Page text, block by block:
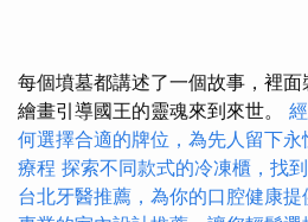
每個墳墓都講述了一個故事，裡
繪畫引導國王的靈魂來到來世。
何選擇合適的牌位，為先人留下永
療程 探索不同款式的冷凍櫃，找
台北牙醫推薦，為你的口腔健康